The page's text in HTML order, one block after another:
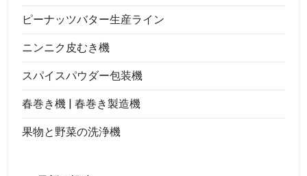
ピーナッツバター生産ライン
ニンニク皮むき機
スパイスパウダー包装機
春巻き機 | 春巻き製造機
果物と野菜の洗浄機